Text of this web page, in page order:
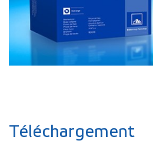
Téléchargement